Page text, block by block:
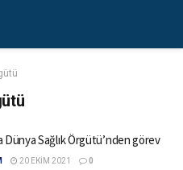
Dünya Sağlık Örgütü’nden görev
20 EKIM 2021 0